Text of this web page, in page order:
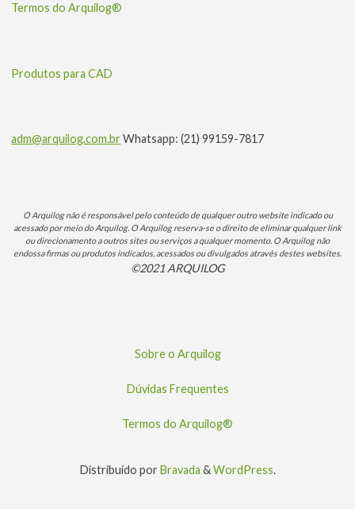
Termos do Arquilog®
Produtos para CAD
adm@arquilog.com.brWhatsapp: (21) 99159-7817
O Arquilog não é responsável pelo conteúdo de qualquer outro website indicado ou
acessado por meio do Arquilog. O Arquilog reserva-se o direito de eliminar qualquer link
ou direcionamento a outros sites ou serviços a qualquer momento. O Arquilog não
endossa firmas ou produtos indicados, acessados ou divulgados através destes websites.
©2021 ARQUILOG
Sobre o Arquilog
Dúvidas Frequentes
Termos do Arquilog®
Distribuído por Bravada &WordPress.